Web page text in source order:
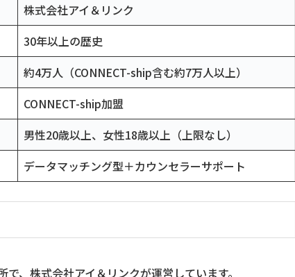
株式会社アイ＆リンク
30年以上の歴史
約4万人（CONNECT-ship含む約7万人以上）
CONNECT-ship加盟
男性20歳以上、女性18歳以上（上限なし）
データマッチング型＋カウンセラーサポート
、株式会社アイ＆リンクが運営しています。